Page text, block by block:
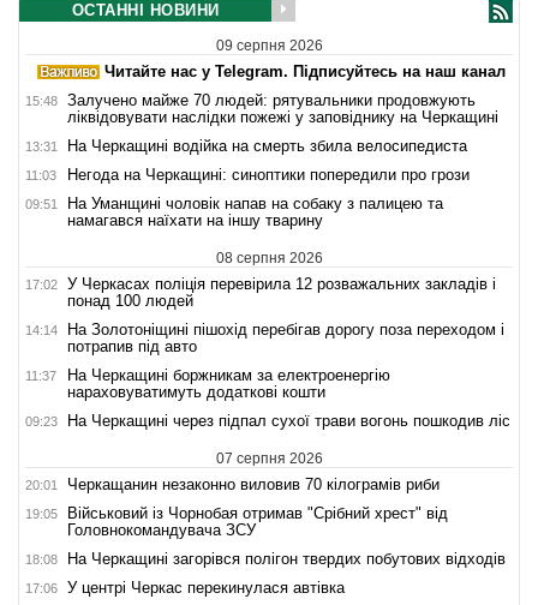
ОСТАННІ НОВИНИ
09 серпня 2026
Читайте нас у Telegram. Підписуйтесь на наш канал
15:48
Залучено майже 70 людей: рятувальники продовжують
ліквідовувати наслідки пожежі у заповіднику на Черкащині
13:31 На Черкащині водійка на смерть збила велосипедиста
11:03 Негода на Черкащині: синоптики попередили про грози
09:51
На Уманщині чоловік напав на собаку з палицею та
намагався наїхати на іншу тварину
08 серпня 2026
17:02
У Черкасах поліція перевірила 12 розважальних закладів і
понад 100 людей
14:14
На Золотоніщині пішохід перебігав дорогу поза переходом і
потрапив під авто
11:37
На Черкащині боржникам за електроенергію
нараховуватимуть додаткові кошти
09:23 На Черкащині через підпал сухої трави вогонь пошкодив ліс
07 серпня 2026
20:01 Черкащанин незаконно виловив 70 кілограмів риби
19:05
Військовий із Чорнобая отримав "Срібний хрест" від
Головнокомандувача ЗСУ
18:08 На Черкащині загорівся полігон твердих побутових відходів
17:06 У центрі Черкас перекинулася автівка